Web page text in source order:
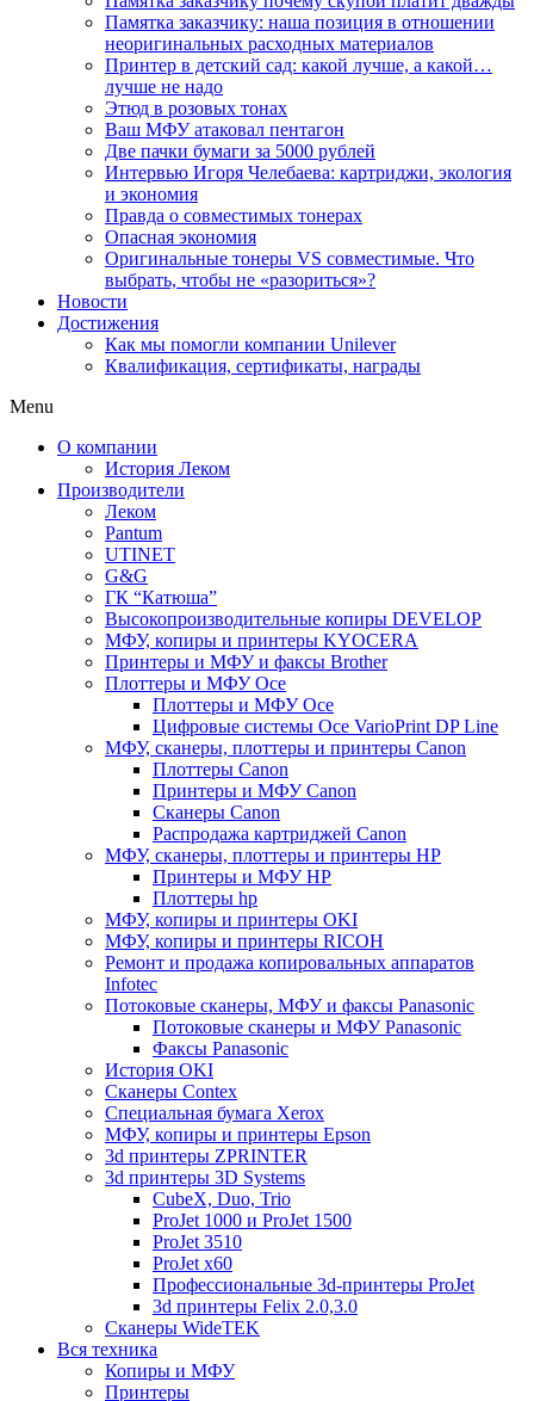
Памятка заказчику: наша позиция в отношении
неоригинальных расходных материалов
Принтер в детский сад: какой лучше, а какой…
лучше не надо
Этюд в розовых тонах
Ваш МФУ атаковал пентагон
Две пачки бумаги за 5000 рублей
Интервью Игоря Челебаева: картриджи, экология
и экономия
Правда о совместимых тонерах
Опасная экономия
Оригинальные тонеры VS совместимые. Что
выбрать, чтобы не «разориться»?
Новости
Достижения
Как мы помогли компании Unilever
Квалификация, сертификаты, награды
Menu
О компании
История Леком
Производители
Леком
Pantum
UTINET
G&G
ГК “Катюша”
Высокопроизводительные копиры DEVELOP
МФУ, копиры и принтеры KYOCERA
Принтеры и МФУ и факсы Brother
Плоттеры и МФУ Oce
Плоттеры и МФУ Oce
Цифровые системы Oce VarioPrint DP Line
МФУ, сканеры, плоттеры и принтеры Canon
Плоттеры Canon
Принтеры и МФУ Canon
Сканеры Canon
Распродажа картриджей Canon
МФУ, сканеры, плоттеры и принтеры HP
Принтеры и МФУ HP
Плоттеры hp
МФУ, копиры и принтеры OKI
МФУ, копиры и принтеры RICOH
Ремонт и продажа копировальных аппаратов
Infotec
Потоковые сканеры, МФУ и факсы Panasonic
Потоковые сканеры и МФУ Panasonic
Факсы Panasonic
История OKI
Сканеры Contex
Специальная бумага Xerox
МФУ, копиры и принтеры Epson
3d принтеры ZPRINTER
3d принтеры 3D Systems
CubeX, Duo, Trio
ProJet 1000 и ProJet 1500
ProJet 3510
ProJet x60
Профессиональные 3d-принтеры ProJet
3d принтеры Felix 2.0,3.0
Сканеры WideTEK
Вся техника
Копиры и МФУ
Принтеры